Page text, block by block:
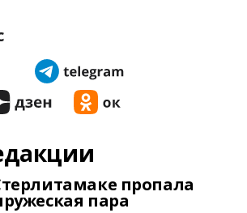
пропала
пара